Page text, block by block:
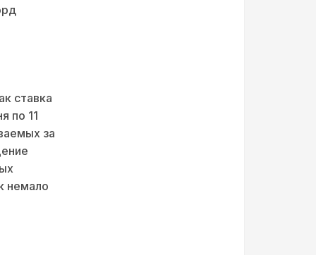
ставка
по 11
за
немало